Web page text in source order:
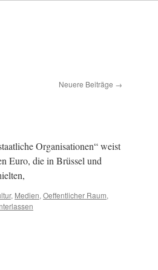
Neuere Beiträge →
Organisationen“ weist
Euro, die in Brüssel und
, Medien, Oeffentlicher Raum,